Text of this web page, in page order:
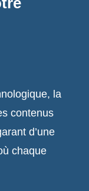
la
contenus
d’une
chaque